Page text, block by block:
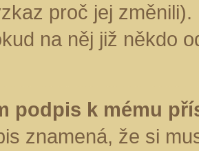
proč jej
na něj již někdo
podpis k mému
znamená, že si